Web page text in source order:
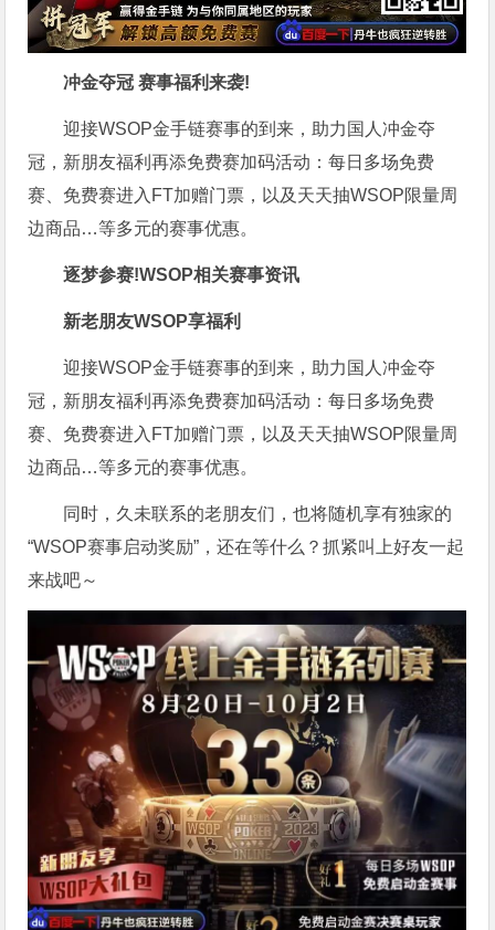
冲金夺冠 赛事福利来袭!
迎接WSOP金手链赛事的到来，助力国人冲金夺
冠，新朋友福利再添免费赛加码活动：每日多场免费
赛、免费赛进入FT加赠门票，以及天天抽WSOP限量周
边商品…等多元的赛事优惠。
逐梦参赛!WSOP相关赛事资讯
新老朋友WSOP享福利
迎接WSOP金手链赛事的到来，助力国人冲金夺
冠，新朋友福利再添免费赛加码活动：每日多场免费
赛、免费赛进入FT加赠门票，以及天天抽WSOP限量周
边商品…等多元的赛事优惠。
同时，久未联系的老朋友们，也将随机享有独家的
“WSOP赛事启动奖励”，还在等什么？抓紧叫上好友一起
来战吧～